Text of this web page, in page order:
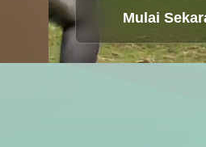
Mulai